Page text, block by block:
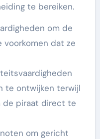
te bereiken.
om de
dat ze
te ontwijken terwijl
de piraat direct te
om gericht